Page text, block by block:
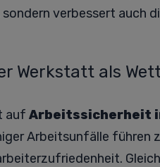
verbessert auch
Werkstatt als
auf Arbeitssicherheit
Arbeitsunfälle führen